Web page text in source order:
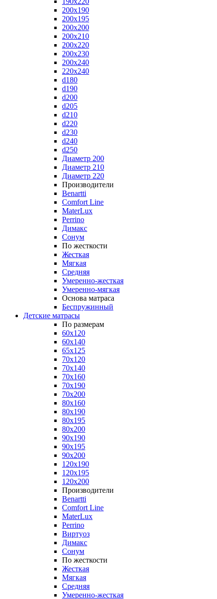
200x190
200x195
200x200
200x210
200x220
200x230
200x240
220x240
d180
d190
d200
d205
d210
d220
d230
d240
d250
Диаметр 200
Диаметр 210
Диаметр 220
Производители
Benartti
Comfort Line
MaterLux
Perrino
Димакс
Сонум
По жесткости
Жесткая
Мягкая
Средняя
Умеренно-жесткая
Умеренно-мягкая
Основа матраса
Беспружинный
Детские матрасы
По размерам
60x120
60x140
65x125
70x120
70x140
70x160
70x190
70x200
80x160
80x190
80x195
80x200
90x190
90x195
90x200
120x190
120x195
120x200
Производители
Benartti
Comfort Line
MaterLux
Perrino
Виртуоз
Димакс
Сонум
По жесткости
Жесткая
Мягкая
Средняя
Умеренно-жесткая